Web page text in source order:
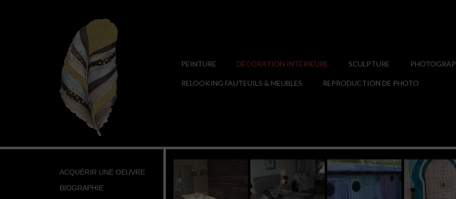
PEINTURE DÉCORATION INTÉRIEURE SCULPTURE
RELOOKING FAUTEUILS & MEUBLES REPRODUCTION DE PHOTO
ACQUÉRIR UNE OEUVRE
BIOGRAPHIE